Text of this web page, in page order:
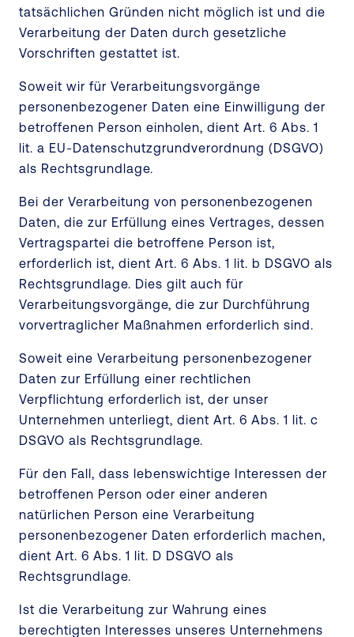
tatsächlichen Gründen nicht möglich ist und die
Verarbeitung der Daten durch gesetzliche
Vorschriften gestattet ist.
Soweit wir für Verarbeitungsvorgänge
personenbezogener Daten eine Einwilligung der
betroffenen Person einholen, dient Art. 6 Abs. 1
lit. a EU-Datenschutzgrundverordnung (DSGVO)
als Rechtsgrundlage.
Bei der Verarbeitung von personenbezogenen
Daten, die zur Erfüllung eines Vertrages, dessen
Vertragspartei die betroffene Person ist,
erforderlich ist, dient Art. 6 Abs. 1 lit. b DSGVO als
Rechtsgrundlage. Dies gilt auch für
Verarbeitungsvorgänge, die zur Durchführung
vorvertraglicher Maßnahmen erforderlich sind.
Soweit eine Verarbeitung personenbezogener
Daten zur Erfüllung einer rechtlichen
Verpflichtung erforderlich ist, der unser
Unternehmen unterliegt, dient Art. 6 Abs. 1 lit. c
DSGVO als Rechtsgrundlage.
Für den Fall, dass lebenswichtige Interessen der
betroffenen Person oder einer anderen
natürlichen Person eine Verarbeitung
personenbezogener Daten erforderlich machen,
dient Art. 6 Abs. 1 lit. D DSGVO als
Rechtsgrundlage.
Ist die Verarbeitung zur Wahrung eines
berechtigten Interesses unseres Unternehmens